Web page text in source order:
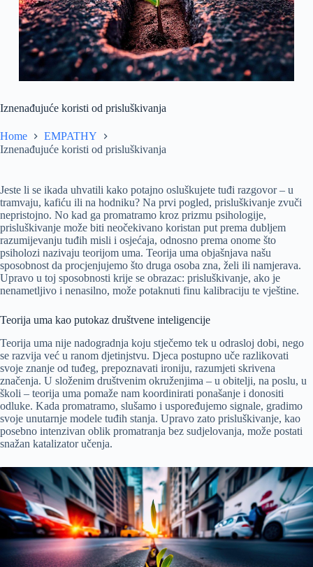
Iznenađujuće koristi od prisluškivanja
Home
EMPATHY
Iznenađujuće koristi od prisluškivanja
Jeste li se ikada uhvatili kako potajno osluškujete tuđi razgovor – u
tramvaju, kafiću ili na hodniku? Na prvi pogled, prisluškivanje zvuči
nepristojno. No kad ga promatramo kroz prizmu psihologije,
prisluškivanje može biti neočekivano koristan put prema dubljem
razumijevanju tuđih misli i osjećaja, odnosno prema onome što
psiholozi nazivaju teorijom uma. Teorija uma objašnjava našu
sposobnost da procjenjujemo što druga osoba zna, želi ili namjerava.
Upravo u toj sposobnosti krije se obrazac: prisluškivanje, ako je
nenametljivo i nenasilno, može potaknuti finu kalibraciju te vještine.
Teorija uma kao putokaz društvene inteligencije
Teorija uma nije nadogradnja koju stječemo tek u odrasloj dobi, nego
se razvija već u ranom djetinjstvu. Djeca postupno uče razlikovati
svoje znanje od tuđeg, prepoznavati ironiju, razumjeti skrivena
značenja. U složenim društvenim okruženjima – u obitelji, na poslu, u
školi – teorija uma pomaže nam koordinirati ponašanje i donositi
odluke. Kada promatramo, slušamo i uspoređujemo signale, gradimo
svoje unutarnje modele tuđih stanja. Upravo zato prisluškivanje, kao
posebno intenzivan oblik promatranja bez sudjelovanja, može postati
snažan katalizator učenja.